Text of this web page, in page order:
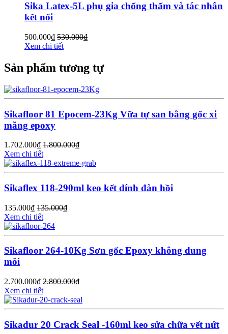
Sika Latex-5L phụ gia chống thấm và tác nhân
kết nối
500.000₫ 530.000₫
Xem chi tiết
Sản phẩm tương tự
Sikafloor 81 Epocem-23Kg Vữa tự san bằng gốc xi
măng epoxy
1.702.000₫ 1.800.000₫
Xem chi tiết
Sikaflex 118-290ml keo kết dính đàn hồi
135.000₫ 135.000₫
Xem chi tiết
Sikafloor 264-10Kg Sơn gốc Epoxy không dung
môi
2.700.000₫ 2.800.000₫
Xem chi tiết
Sikadur 20 Crack Seal -160ml keo sửa chữa vết nứt